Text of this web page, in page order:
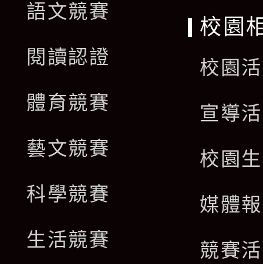
語文競賽
閱讀認證
體育競賽
藝文競賽
科學競賽
生活競賽
校園
校園
宣導
校園
媒體
競賽